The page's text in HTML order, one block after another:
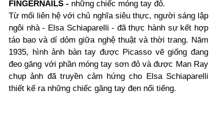
FINGERNAILS - những chiếc móng tay đỏ.
Từ mối liên hệ với chủ nghĩa siêu thực, người sáng lập
ngôi nhà - Elsa Schiaparelli - đã thực hành sự kết hợp
táo bạo và dí dỏm giữa nghệ thuật và thời trang. Năm
1935, hình ảnh bàn tay được Picasso vẽ giống đang
đeo găng với phần móng tay sơn đỏ và được Man Ray
chụp ảnh đã truyền cảm hứng cho Elsa Schiaparelli
thiết kế ra những chiếc găng tay đen nổi tiếng.